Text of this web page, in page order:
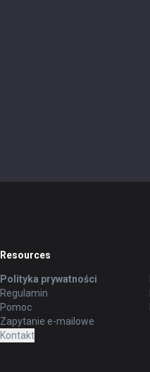
Resources
Polityka prywatności
Regulamin
Pomoc
Zapytanie e-mailowe
Kontakt